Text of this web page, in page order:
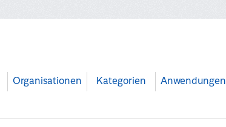
Organisationen Kategorien Anwendungen